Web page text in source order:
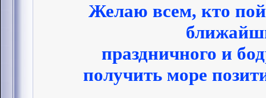
Желаю всем, кто
праздничного и
получить море